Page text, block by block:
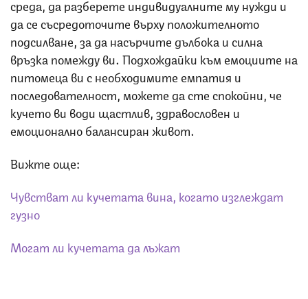
среда, да разберете индивидуалните му нужди и
да се съсредоточите върху положителното
подсилване, за да насърчите дълбока и силна
връзка помежду ви. Подхождайки към емоциите на
питомеца ви с необходимите емпатия и
последователност, можете да сте спокойни, че
кучето ви води щастлив, здравословен и
емоционално балансиран живот.
Вижте още:
Чувстват ли кучетата вина, когато изглеждат
гузно
Могат ли кучетата да лъжат